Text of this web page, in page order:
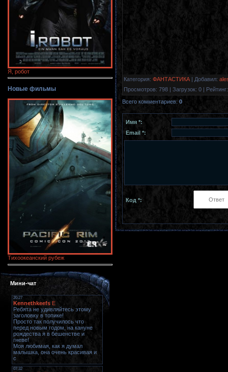
Я, робот
Новые фильмы
Тихоокеанский рубеж
Мини-чат
Категория: ФАНТАСТИКА | Добавил:
Просмотров: 798 | Загрузок: 0 | Рейтинг:
Всего комментариев: 0
Имя *:
Email *:
Код *: